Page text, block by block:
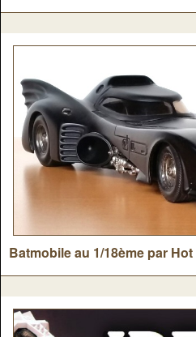
Batmobile au 1/18ème par